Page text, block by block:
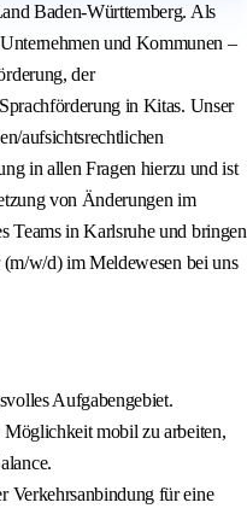
Baden-Württemberg. Als
und Kommunen –
der
in Kitas. Unser
aufsichtsrechtlichen
in allen Fragen hierzu und ist
von Änderungen im
Teams in Karlsruhe und bringen
w/d) im Meldewesen bei uns
Aufgabengebiet.
mobil zu arbeiten,
Verkehrsanbindung für eine